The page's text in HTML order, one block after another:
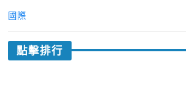
國際
點擊排行